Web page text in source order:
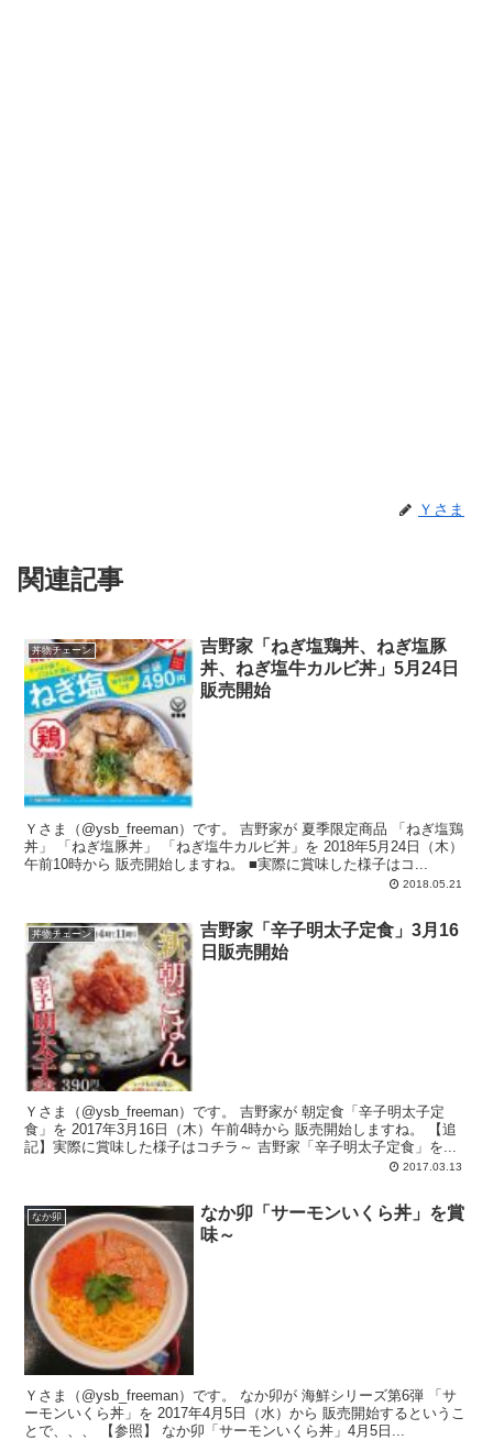
Ｙさま
関連記事
丼物チェーン
吉野家「ねぎ塩鶏丼、ねぎ塩豚
丼、ねぎ塩牛カルビ丼」5月24日
販売開始
Ｙさま（@ysb_freeman）です。 吉野家が 夏季限定商品 「ねぎ塩鶏
丼」 「ねぎ塩豚丼」 「ねぎ塩牛カルビ丼」を 2018年5月24日（木）
午前10時から 販売開始しますね。 ■実際に賞味した様子はコ...
2018.05.21
丼物チェーン
吉野家「辛子明太子定食」3月16
日販売開始
Ｙさま（@ysb_freeman）です。 吉野家が 朝定食「辛子明太子定
食」を 2017年3月16日（木）午前4時から 販売開始しますね。 【追
記】実際に賞味した様子はコチラ～ 吉野家「辛子明太子定食」を...
2017.03.13
なか卯
なか卯「サーモンいくら丼」を賞
味～
Ｙさま（@ysb_freeman）です。 なか卯が 海鮮シリーズ第6弾 「サ
ーモンいくら丼」を 2017年4月5日（水）から 販売開始するというこ
とで、、、 【参照】 なか卯「サーモンいくら丼」4月5日...